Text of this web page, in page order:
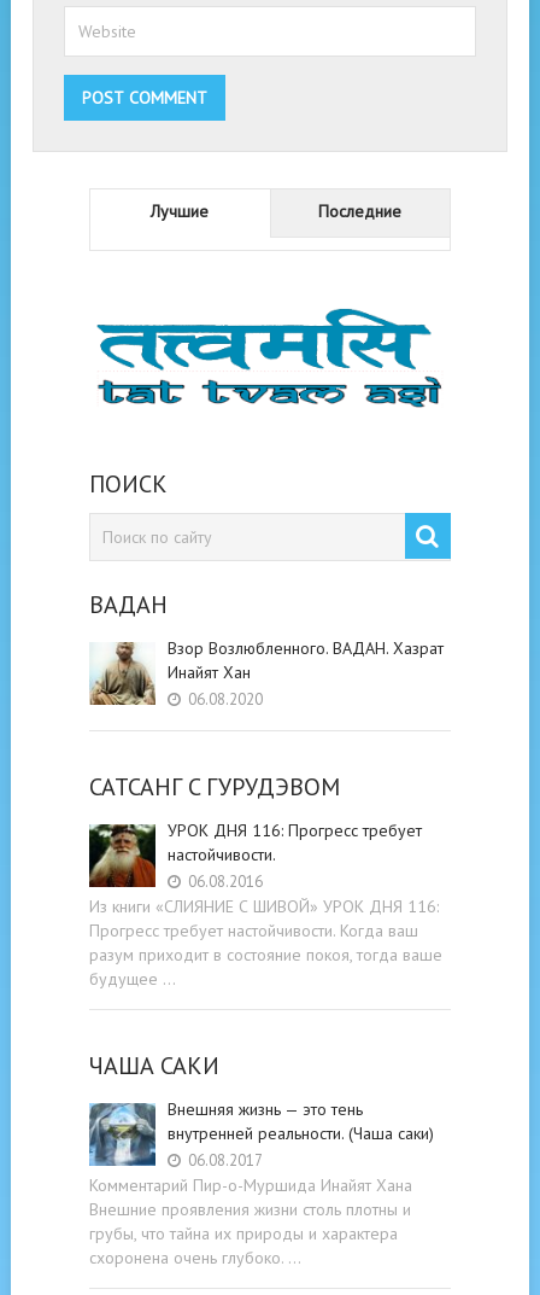
Лучшие Последние
ПОИСК
ВАДАН
Взор Возлюбленного. ВАДАН. Хазрат
Инайят Хан
06.08.2020
САТСАНГ C ГУРУДЭВОМ
УРОК ДНЯ 116: Прогресс требует
настойчивости.
06.08.2016
Из книги «СЛИЯНИЕ С ШИВОЙ» УРОК ДНЯ 116:
Прогресс требует настойчивости. Когда ваш
разум приходит в состояние покоя, тогда ваше
будущее …
ЧАША САКИ
Внешняя жизнь — это тень
внутренней реальности. (Чаша саки)
06.08.2017
Комментарий Пир-о-Муршида Инайят Хана
Внешние проявления жизни столь плотны и
грубы, что тайна их природы и характера
схоронена очень глубоко. …